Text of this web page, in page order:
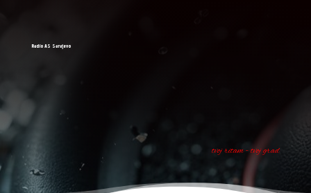
Radio AS Sarajevo
tvoj ritam - tvoj grad